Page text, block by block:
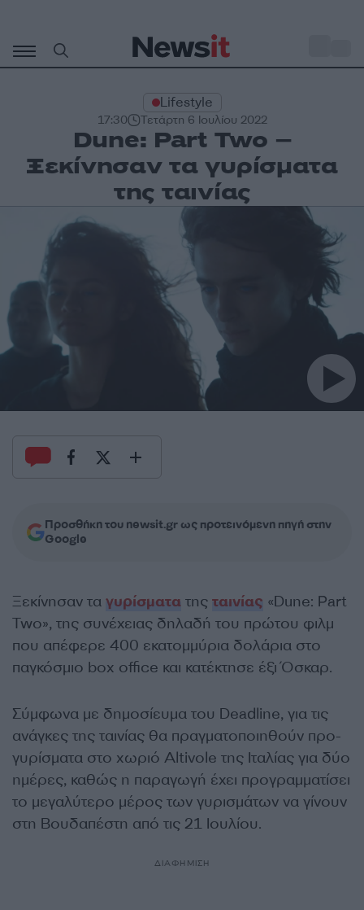
περιεχόμενο
Lifestyle
17:30 Τετάρτη 6 Ιουλίου 2022
Dune: Part Two –
Ξεκίνησαν τα γυρίσματα
της ταινίας
Προσθήκη του newsit.gr ως προτεινόμενη πηγή στην
Google
Ξεκίνησαν τα γυρίσματα της ταινίας «Dune: Part
Two», της συνέχειας δηλαδή του πρώτου φιλμ
που απέφερε 400 εκατομμύρια δολάρια στο
παγκόσμιο box office και κατέκτησε έξι Όσκαρ.
Σύμφωνα με δημοσίευμα του Deadline, για τις
ανάγκες της ταινίας θα πραγματοποιηθούν προ-
γυρίσματα στο χωριό Altivole της Ιταλίας για δύο
ημέρες, καθώς η παραγωγή έχει προγραμματίσει
το μεγαλύτερο μέρος των γυρισμάτων να γίνουν
στη Βουδαπέστη από τις 21 Ιουλίου.
ΔΙΑΦΗΜΙΣΗ